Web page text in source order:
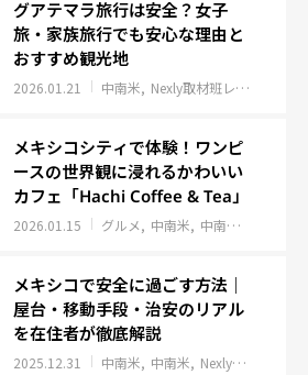
グアテマラ旅行は安全？女子
旅・家族旅行でも安心な理由と
おすすめ観光地
2026.01.21 中南米 Nexly取材班レポート
メキシコシティで体験！ワンピ
ースの世界観に浸れるかわいい
カフェ「Hachi Coffee & Tea」
2026.01.15 グルメ 中南米 中南米
メキシコで安全に過ごす方法｜
屋台・移動手段・治安のリアル
を在住者が徹底解説
2025.12.31 中南米 中南米 Nexly取材班レポート